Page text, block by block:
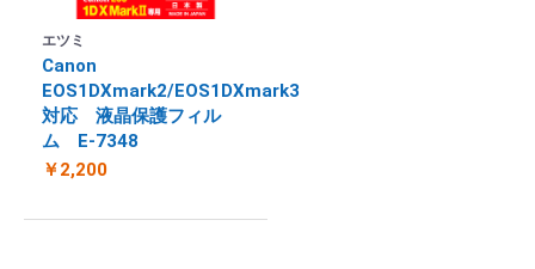
エツミ
Canon
EOS1DXmark2/EOS1DXmark3
対応 液晶保護フィル
ム E-7348
￥2,200